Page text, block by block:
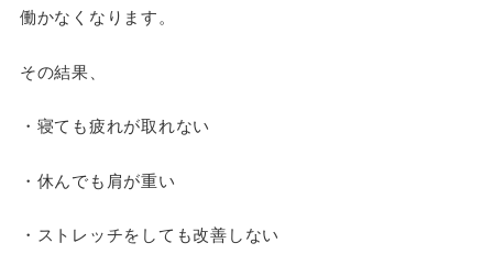
働かなくなります。
その結果、
・寝ても疲れが取れない
・休んでも肩が重い
・ストレッチをしても改善しない